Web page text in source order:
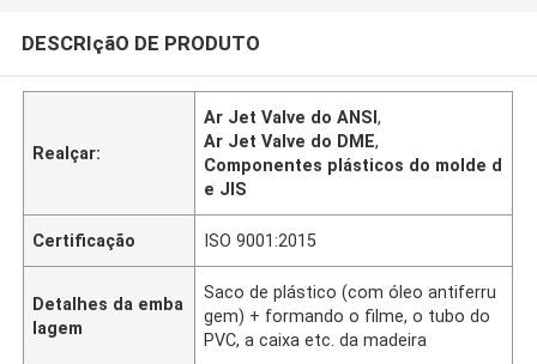
DESCRIçãO DE PRODUTO
Realçar:
Ar Jet Valve do ANSI,
Ar Jet Valve do DME,
Componentes plásticos do molde d
e JIS
Certificação ISO 9001:2015
Detalhes da emba
lagem
Saco de plástico (com óleo antiferru
gem) + formando o filme, o tubo do
PVC, a caixa etc. da madeira